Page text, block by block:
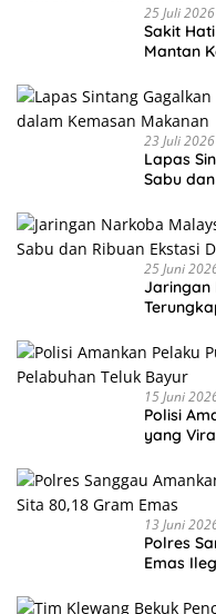
25 Juli 2026
Sakit
Mantan
23 Juli 2026
Lapas
Sabu
25 Juni
Jaringan
15 Juni
Polisi
yang
13 Juni
Polres
Emas